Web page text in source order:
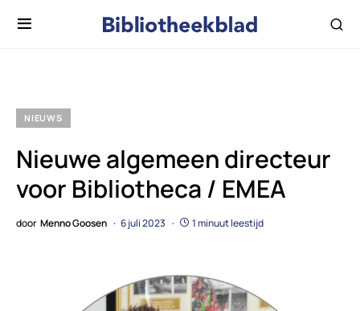
NIEUWS
Nieuwe algemeen directeur
voor Bibliotheca / EMEA
door Menno Goosen 6 juli 2023 1 minuut leestijd